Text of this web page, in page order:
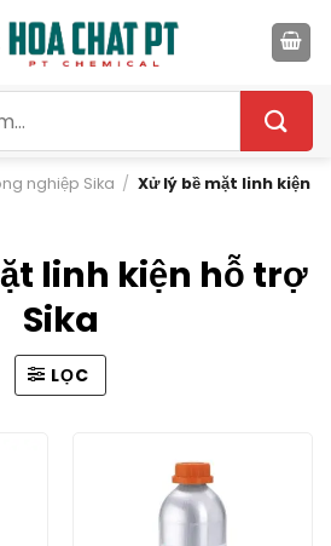
nghiệp Sika / Xử lý bề mặt linh kiện
linh kiện hỗ trợ
Sika
LỌC